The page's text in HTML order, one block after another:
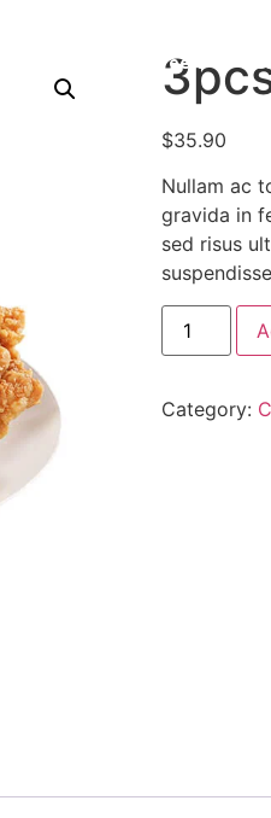
Careers
$35.90
Nullam ac
gravida in
sed risus
Category: